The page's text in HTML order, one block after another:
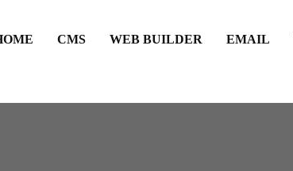
CMS WEB BUILDER EMAIL